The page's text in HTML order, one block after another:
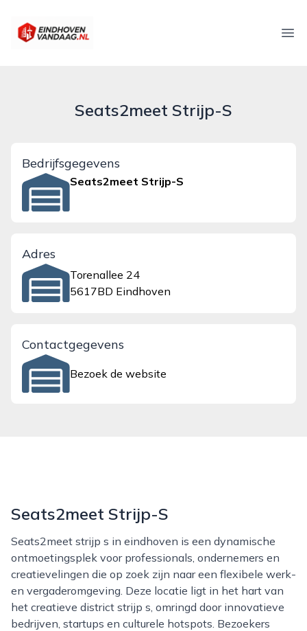
eindhovenvandaag.nl
Seats2meet Strijp-S
Bedrijfsgegevens
Seats2meet Strijp-S
Adres
Torenallee 24
5617BD Eindhoven
Contactgegevens
Bezoek de website
Seats2meet Strijp-S
Seats2meet strijp s in eindhoven is een dynamische
ontmoetingsplek voor professionals, ondernemers en
creatievelingen die op zoek zijn naar een flexibele werk-
en vergaderomgeving. Deze locatie ligt in het hart van
het creatieve district strijp s, omringd door innovatieve
bedrijven, startups en culturele hotspots. Bezoekers